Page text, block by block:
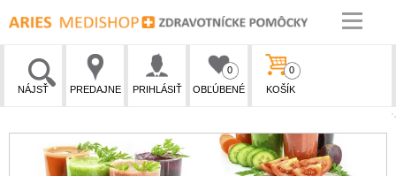
NÁJSŤ PREDAJNE PRIHLÁSIŤ OBĽÚBENÉ
0
KOŠÍK
0